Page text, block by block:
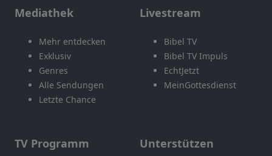
Mediathek
Mehr entdecken
Exklusiv
Genres
Alle Sendungen
Letzte Chance
Livestream
Bibel TV
Bibel TV Impuls
EchtJetzt
MeinGottesdienst
TV Programm Unterstützen